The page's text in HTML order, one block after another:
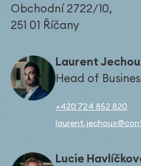
Obchodní 2722/10,
251 01 Říčany
Laurent
Head of
+420 724 852 820
Lucie